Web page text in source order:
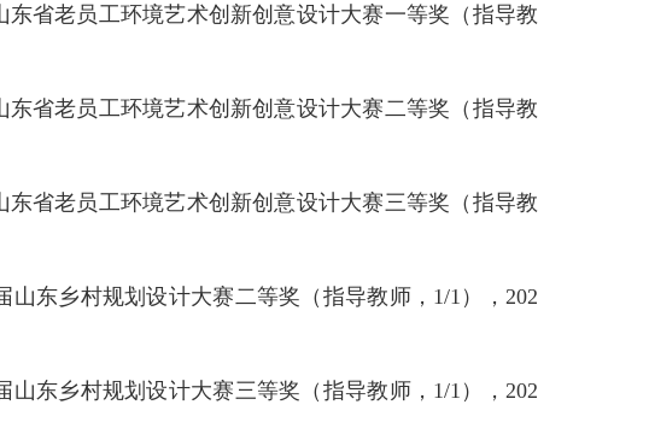
省老员工环境艺术创新创意设计大赛一等奖（指导教
省老员工环境艺术创新创意设计大赛二等奖（指导教
省老员工环境艺术创新创意设计大赛三等奖（指导教
东乡村规划设计大赛二等奖（指导教师，1/1），202
东乡村规划设计大赛三等奖（指导教师，1/1），202